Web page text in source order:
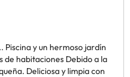
Piscina y un hermoso jardín
de habitaciones Debido a la
Deliciosa y limpia con